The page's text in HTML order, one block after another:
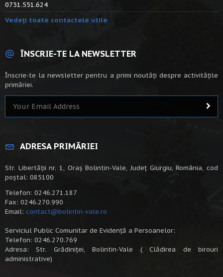
0731.551.624
Vedeți toate contactele utile
ÎNSCRIE-TE LA NEWSLETTER
Înscrie-te la newsletter pentru a primi noutăți despre activitățile
primăriei.
ADRESA PRIMĂRIEI
Str. Libertății nr. 1, Oraș Bolintin-Vale, Județ Giurgiu, România, cod
poștal: 085100
Telefon: 0246.271.187
Fax: 0246.270.990
Email: contact@bolintin-vale.ro
Serviciul Public Comunitar de Evidență a Persoanelor:
Telefon: 0246.270.769
Adresa: Str. Grădiniței, Bolintin-Vale ( Clădirea de birouri
administrative)